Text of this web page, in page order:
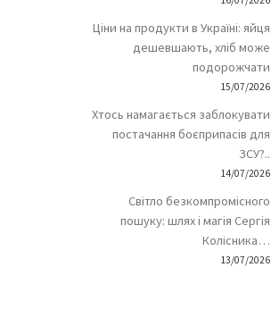
Ціни на продукти в Україні: яйця
дешевшають, хліб може
подорожчати
15/07/2026
Хтось намагається заблокувати
постачання боєприпасів для
ЗСУ?..
14/07/2026
Світло безкомпромісного
пошуку: шлях і магія Сергія
Колісника…
13/07/2026